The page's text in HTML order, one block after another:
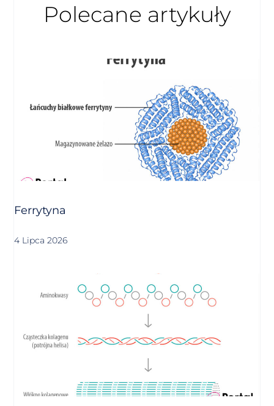
Polecane artykuły
Ferrytyna
4 Lipca 2026